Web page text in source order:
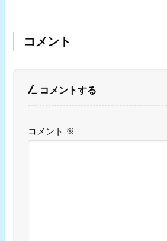
コメント
コメントする
コメント ※